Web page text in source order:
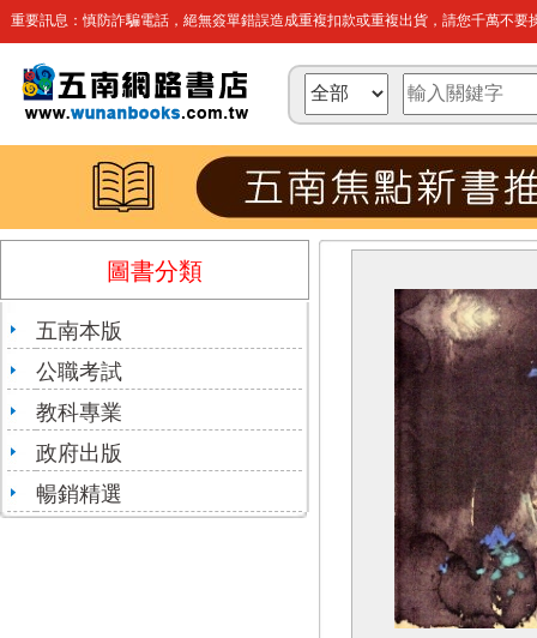
重要訊息：慎防詐騙電話，絕無簽單錯誤造成重複扣款或重複出貨，請您千萬不要
圖書分類
五南本版
公職考試
教科專業
政府出版
暢銷精選